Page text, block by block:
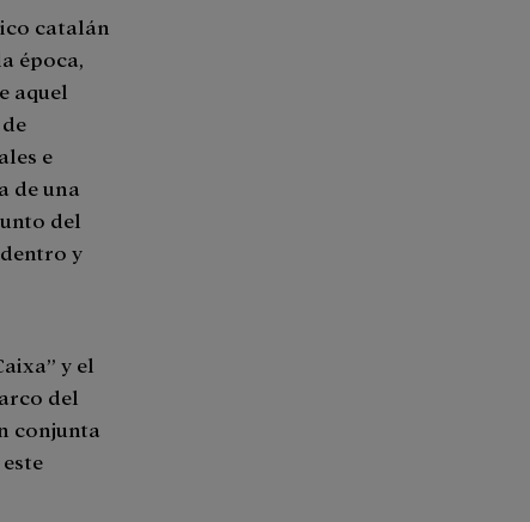
catalán
época,
aquel
e
de una
del
y
y el
del
conjunta